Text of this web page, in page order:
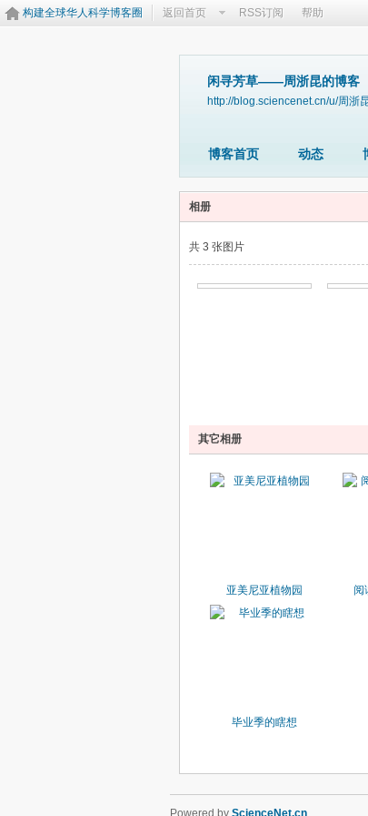
构建全球华人科学博客圈 返回首页 RSS订阅 帮助
闲寻芳草——周浙昆的博客
http://blog.sciencenet.cn/u/周浙
博客首页 动态
相册
共 3 张图片
其它相册
亚美尼亚植物园 阅
毕业季的瞎想
Powered by ScienceNet.cn